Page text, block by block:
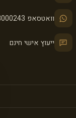
וואטסאפ 050-3000243
ייעוץ אישי חינם